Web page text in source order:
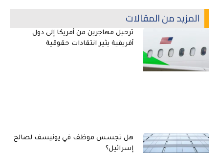
المزيد من المقالات
ترحيل مهاجرين من أمريكا إلى دول
أفريقية يثير انتقادات حقوقية
هل تجسس موظف في يونيسف لصالح
إسرائيل؟